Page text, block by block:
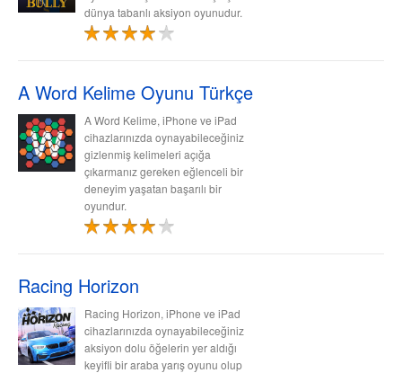
dünya tabanlı aksiyon oyunudur.
A Word Kelime Oyunu Türkçe
A Word Kelime, iPhone ve iPad
cihazlarınızda oynayabileceğiniz
gizlenmiş kelimeleri açığa
çıkarmanız gereken eğlenceli bir
deneyim yaşatan başarılı bir
oyundur.
Racing Horizon
Racing Horizon, iPhone ve iPad
cihazlarınızda oynayabileceğiniz
aksiyon dolu öğelerin yer aldığı
keyifli bir araba yarış oyunu olup